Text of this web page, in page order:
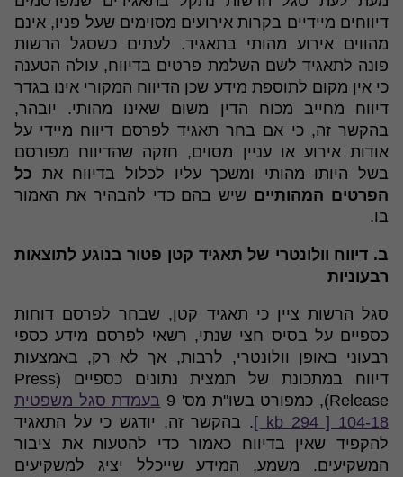
דיווחים מיידיים בקרות אירועים מסוימים שעל פניו, אינם
מהווים אירוע מהותי בתאגיד. לעתים כשסגל הרשות
פונה לתאגיד לשם השלמת פרטים בדיווח, עולה הטענה
כי אין מקום לתוספת מידע שכן הדיווח המקורי אינו בגדר
דיווח מחייב מכוח הדין משום שאינו מהותי. יובהר,
בהקשר זה, כי אם בחר תאגיד לפרסם דיווח מיידי על
אודות אירוע או עניין מסוים, חזקה שהדיווח מפורסם
בשל היותו מהותי ומשכך עליו לכלול בדיווח את כל
הפרטים המהותיים שיש בהם כדי להבהיר את האמור
בו.
ב. דיווח וולונטרי של תאגיד קטן פטור בנוגע לתוצאות
רבעוניות
סגל הרשות ציין כי תאגיד קטן, שבחר לפרסם דוחות
כספיים על בסיס חצי שנתי, רשאי לפרסם מידע כספי
רבעוני באופן וולונטרי, לרבות, אך לא רק, באמצעות
דיווח במתכונת של תמצית נתונים כספיים (Press
Release), כמפורט בשו"ת מס' 9
בעמדת סגל משפטית
104-18 [ 294 kb ]
. בהקשר זה, יודגש כי על התאגיד
להקפיד שאין בדיווח כאמור כדי להטעות את ציבור
המשקיעים. משמע, המידע שייכלל יציג למשקיעים